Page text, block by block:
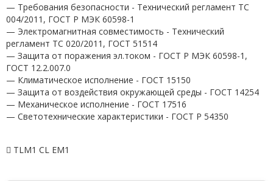
— Требования безопасности - Технический регламент ТС
004/2011, ГОСТ Р МЭК 60598-1
— Электромагнитная совместимость - Технический
регламент ТС 020/2011, ГОСТ 51514
— Защита от поражения эл.током - ГОСТ Р МЭК 60598-1,
ГОСТ 12.2.007.0
— Климатическое исполнение - ГОСТ 15150
— Защита от воздействия окружающей среды - ГОСТ 14254
— Механическое исполнение - ГОСТ 17516
— Светотехнические характеристики - ГОСТ P 54350
TLM1 CL EM1